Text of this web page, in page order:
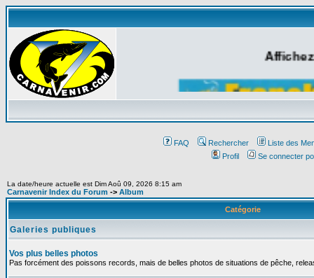
FAQ Rechercher
Liste des
Profil
Se connecter
La date/heure actuelle est Dim Aoû 09, 2026 8:15 am
Carnavenir Index du Forum -> Album
Catégorie
Galeries publiques
Vos plus belles photos
Pas forcément des poissons records, mais de belles photos de situations de pêche,